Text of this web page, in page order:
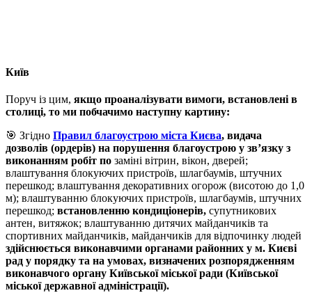
Київ
Поруч із цим, якщо проаналізувати вимоги, встановлені в
столиці, то ми побчачимо наступну картину:
🎯 Згідно Правил благоустрою міста Києва, видача
дозволів (ордерів) на порушення благоустрою у зв’язку з
виконанням робіт по заміні вітрин, вікон, дверей;
влаштування блокуючих пристроїв, шлагбаумів, штучних
перешкод; влаштування декоративних огорож (висотою до 1,0
м); влаштуванню блокуючих пристроїв, шлагбаумів, штучних
перешкод; встановленню кондиціонерів, супутникових
антен, витяжок; влаштуванню дитячих майданчиків та
спортивних майданчиків, майданчиків для відпочинку людей
здійснюється виконавчими органами районних у м. Києві
рад у порядку та на умовах, визначених розпорядженням
виконавчого органу Київської міської ради (Київської
міської державної адміністрації).